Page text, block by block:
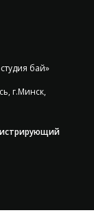
бай»
г.Минск,